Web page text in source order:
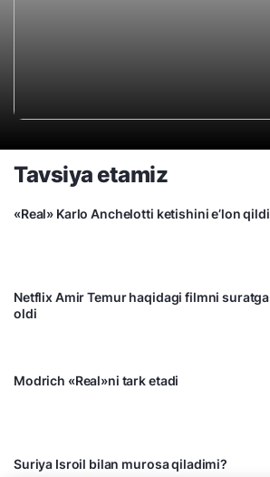
Tavsiya etamiz
«Real» Karlo Anchelotti ketishini e’lon qildi
Netflix Amir Temur haqidagi filmni suratga
oldi
Modrich «Real»ni tark etadi
Suriya Isroil bilan murosa qiladimi?